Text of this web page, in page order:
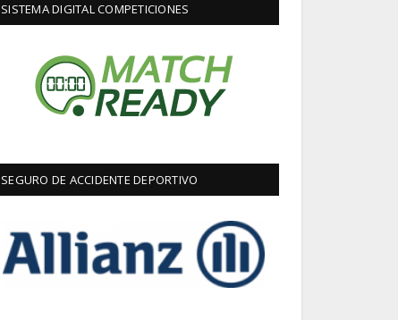
SISTEMA DIGITAL COMPETICIONES
SEGURO DE ACCIDENTE DEPORTIVO